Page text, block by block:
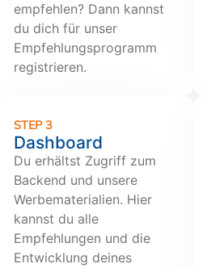
empfehlen? Dann kannst
du dich für unser
Empfehlungsprogramm
registrieren.
STEP 3
Dashboard
Du erhältst Zugriff zum
Backend und unsere
Werbematerialien. Hier
kannst du alle
Empfehlungen und die
Entwicklung deines